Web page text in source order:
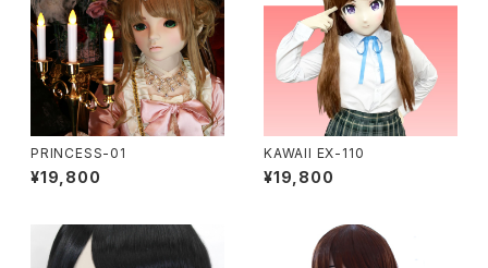
PRINCESS-01
¥19,800
KAWAII EX-110
¥19,800